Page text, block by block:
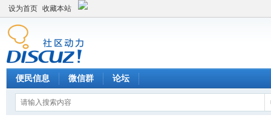
设为首页 收藏本站
便民信息 微信群 论坛